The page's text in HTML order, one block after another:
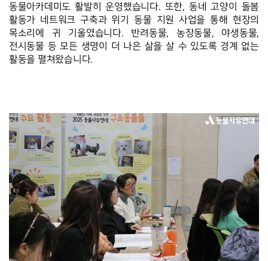
동물아카데미도 활발히 운영했습니다. 또한, 동네 고양이 돌봄
활동가 네트워크 구축과 위기 동물 지원 사업을 통해 현장의
목소리에 귀 기울였습니다. 반려동물, 농장동물, 야생동물,
전시동물 등 모든 생명이 더 나은 삶을 살 수 있도록 경계 없는
활동을 펼쳐왔습니다.